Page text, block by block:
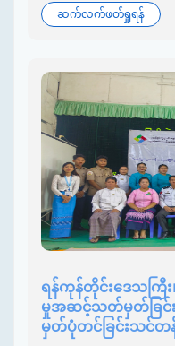
ဆက်လက်ဖတ်ရှုရန်
ရန်ကုန်တိုင်းဒေသကြီ
မှုအဆင့်သတ်မှတ်ခြင်း
မှတ်ပုံတင်ခြင်းသင်တ